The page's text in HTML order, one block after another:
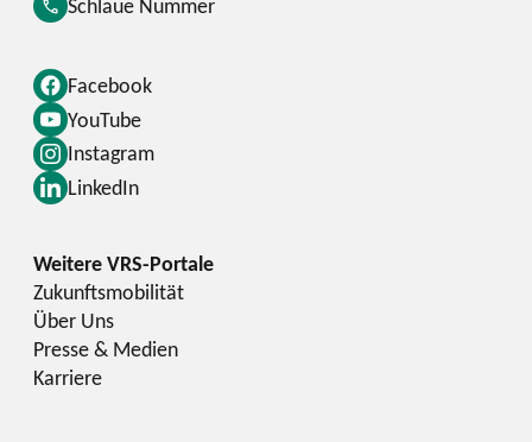
Facebook
YouTube
Instagram
LinkedIn
Schlaue Nummer
Zukunftsmobilität
Über Uns
Presse & Medien
Karriere